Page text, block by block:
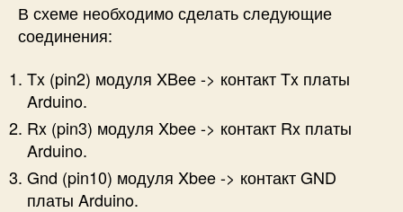
В схеме необходимо сделать следующие
соединения:
Tx (pin2) модуля XBee -> контакт Tx платы
Arduino.
Rx (pin3) модуля Xbee -> контакт Rx платы
Arduino.
Gnd (pin10) модуля Xbee -> контакт GND
платы Arduino.